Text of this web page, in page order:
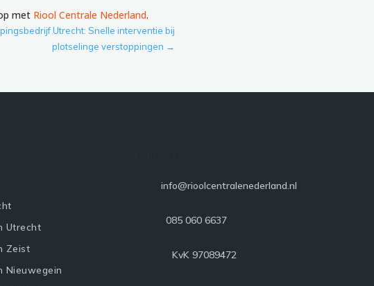
met Riool Centrale Nederland.
Utrecht: Snelle interventie bij
plotselinge verstoppingen →
Utrecht
Zeist
Nieuwegein
info@rioolcentralenederland.nl
085 060 6637
KvK 97089472